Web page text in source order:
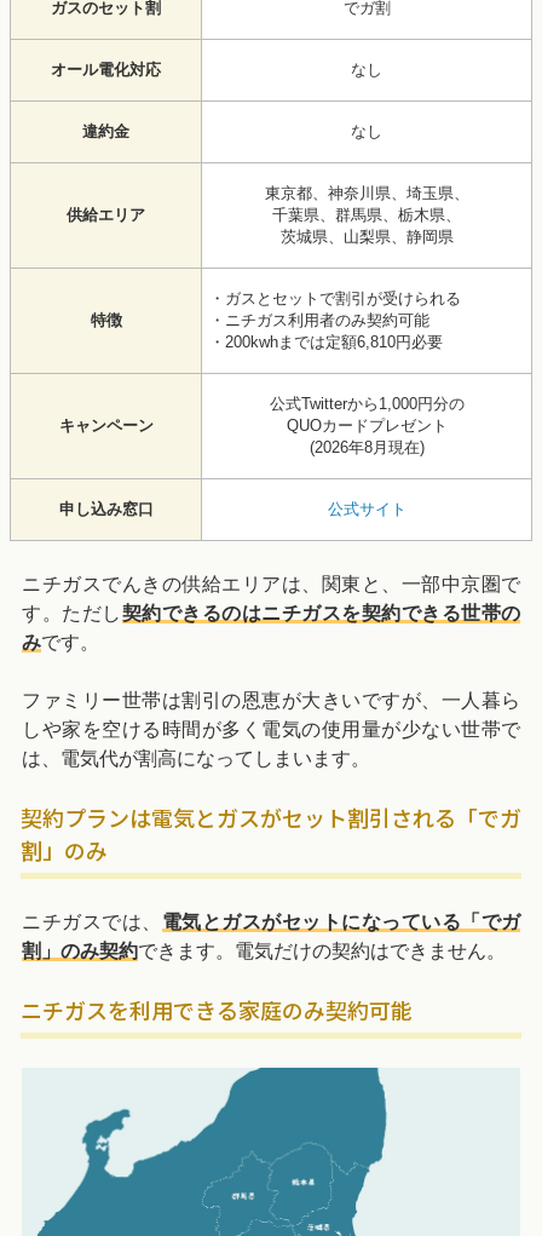
ガスのセット割 でガ割
オール電化対応 なし
違約金 なし
供給エリア
東京都、神奈川県、埼玉県、
千葉県、群馬県、栃木県、
茨城県、山梨県、静岡県
特徴
・ガスとセットで割引が受けられる
・ニチガス利用者のみ契約可能
・200kwhまでは定額6,810円必要
キャンペーン
公式Twitterから1,000円分の
QUOカードプレゼント
(2026年8月現在)
申し込み窓口 公式サイト
ニチガスでんきの供給エリアは、関東と、一部中京圏で
す。ただし契約できるのはニチガスを契約できる世帯の
みです。
ファミリー世帯は割引の恩恵が大きいですが、一人暮ら
しや家を空ける時間が多く電気の使用量が少ない世帯で
は、電気代が割高になってしまいます。
契約プランは電気とガスがセット割引される「でガ
割」のみ
ニチガスでは、 電気とガスがセットになっている 「でガ
割」のみ契約できます。電気だけの契約はできません。
ニチガスを利用できる家庭のみ契約可能